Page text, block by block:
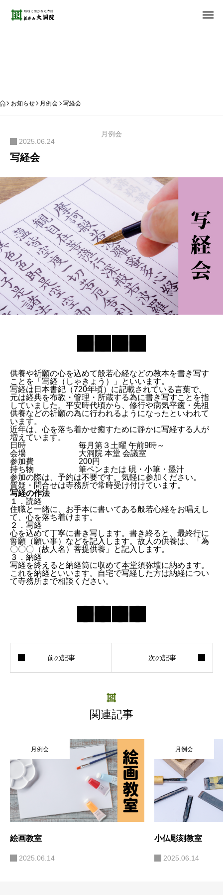
お知らせ 月例会 写経会
月例会
2025.06.24
写経会
供養や祈願の心を込めて般若心経などの教本を書き写す
ことを「写経（しゃきょう）」といいます。
写経は日本書紀（720年頃）に記載されている言葉で、
元は経典を布教・管理・所蔵する為に書き写すことを指
していました。平安時代頃から、修行や病気平癒・先祖
供養などの祈願の為に行われるようになったといわれて
います。
近年は、心を落ち着かせ癒すために静かに写経する人が
増えています。
日時
毎月第３土曜 午前9時～
会場
大洞院 本堂 会議室
参加費
200円
持ち物
筆ペンまたは 硯・小筆・墨汁
参加の際は、予約は不要です。気軽に参加ください。
質疑・問合せは寺務所で常時受け付けています。
写経の作法
１．読経
住職と一緒に、お手本に書いてある般若心経をお唱えし
て、心を落ち着けます。
２．写経
心を込めて丁寧に書き写します。書き終ると、最終行に
誓願（願い事）などを記入します。故人の供養は、「為
〇〇〇（故人名）菩提供養」と記入します。
３．納経
写経を終えると納経筒に収めて本堂須弥壇に納めます。
これを納経といいます。自宅で写経した方は納経につい
て寺務所まで相談ください。
関連記事
月例会
絵画教室
2025.06.14
月例会
小仏彫刻教室
2025.06.14